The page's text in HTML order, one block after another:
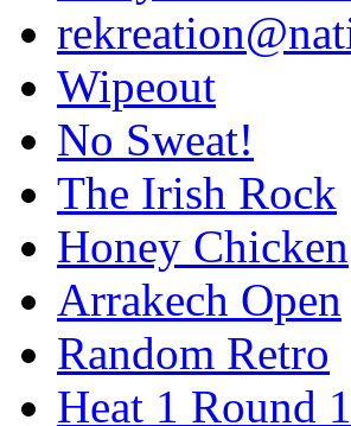
Wipeout
No Sweat!
The Irish Rock
Honey Chicken
Arrakech Open
Random Retro
Heat 1 Round 1